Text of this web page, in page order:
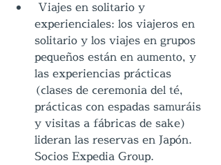
experienciales: los viajeros en
solitario y los viajes en grupos
pequeños están en aumento, y
las experiencias prácticas
(clases de ceremonia del té,
prácticas con espadas samuráis
y visitas a fábricas de sake)
lideran las reservas en Japón.
Socios Expedia Group.